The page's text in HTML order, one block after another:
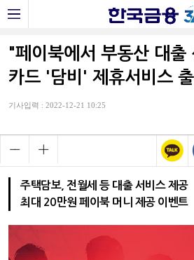
"페이북에서 부동산 대
카드 '담비' 제휴서비스 출
기사입력 : 2022-12-21 10:25
주택담보, 전월세 등 대출 서비스 제공
최대 20만원 페이북 머니 제공 이벤트